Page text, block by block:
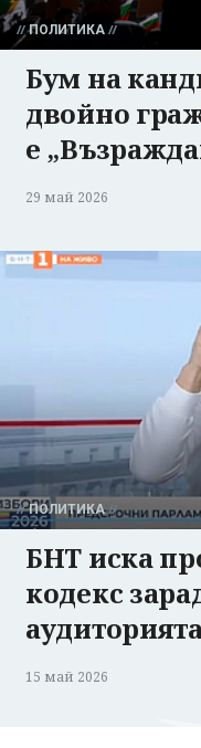
ПОЛИТИКА
Бум на
двойно
е
29 май 2026
ПОЛИТИКА
БНТ иска
кодекс
15 май 2026